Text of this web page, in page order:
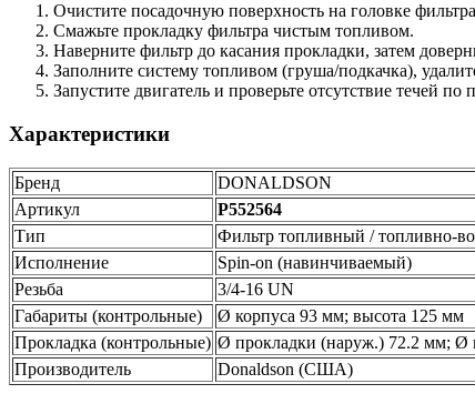
Очистите посадочную поверхность на головке
Смажьте прокладку фильтра чистым топливом.
Наверните фильтр до касания прокладки, затем
Заполните систему топливом (груша/подкачка),
Запустите двигатель и проверьте отсутствие течей по
Характеристики
Бренд
DONALDSON
Артикул
P552564
Тип
Фильтр топливный / топливно-
Исполнение
Spin-on (навинчиваемый)
Резьба
3/4-16 UN
Габариты (контрольные)
Ø корпуса 93 мм; высота 125 мм
Прокладка (контрольные) Ø прокладки (наруж.) 72.2 мм; Ø
Производитель
Donaldson (США)